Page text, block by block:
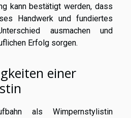
kann bestätigt werden, dass
Handwerk und fundiertes
ausmachen und
Erfolg sorgen.
einer
als Wimpernstylistin